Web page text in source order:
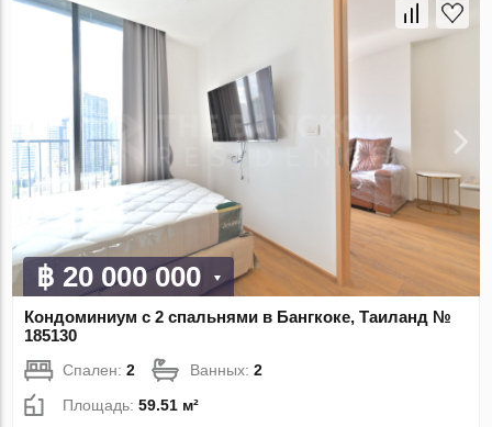
฿ 20 000 000
Кондоминиум с 2 спальнями в Бангкоке, Таиланд №
185130
Спален:2 Ванных:2
Площадь:59.51 м²